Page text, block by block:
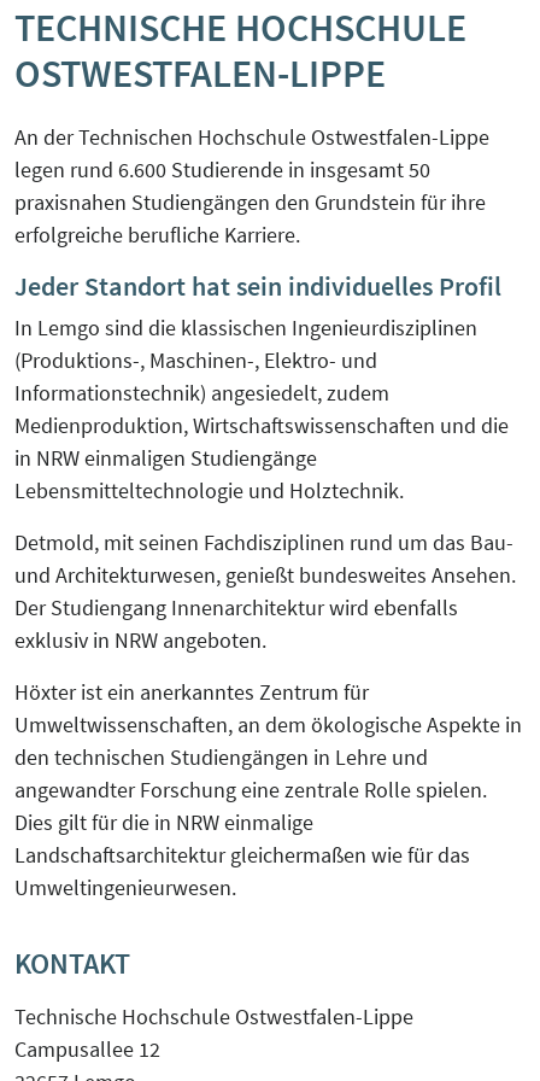
TECHNISCHE HOCHSCHULE
OSTWESTFALEN-LIPPE
An der Technischen Hochschule Ostwestfalen-Lippe
legen rund 6.600 Studierende in insgesamt 50
praxisnahen Studiengängen den Grundstein für ihre
erfolgreiche berufliche Karriere.
Jeder Standort hat sein individuelles Profil
In Lemgo sind die klassischen Ingenieurdisziplinen
(Produktions-, Maschinen-, Elektro- und
Informationstechnik) angesiedelt, zudem
Medienproduktion, Wirtschaftswissenschaften und die
in NRW einmaligen Studiengänge
Lebensmitteltechnologie und Holztechnik.
Detmold, mit seinen Fachdisziplinen rund um das Bau-
und Architekturwesen, genießt bundesweites Ansehen.
Der Studiengang Innenarchitektur wird ebenfalls
exklusiv in NRW angeboten.
Höxter ist ein anerkanntes Zentrum für
Umweltwissenschaften, an dem ökologische Aspekte in
den technischen Studiengängen in Lehre und
angewandter Forschung eine zentrale Rolle spielen.
Dies gilt für die in NRW einmalige
Landschaftsarchitektur gleichermaßen wie für das
Umweltingenieurwesen.
KONTAKT
Technische Hochschule Ostwestfalen-Lippe
Campusallee 12
KreisEL
Samstag
5G4Industry (ausgelaufen)
DualStrat (ausgelaufen)
KoTeBi (ausgelaufen)
progressivKI (ausgelaufen)
Kreislaufwirtschaft-Frugale Innovation-
Peer Group zur EU Taxonomie
Verordnung mit Unternehmen und
Finanzakteuren aus OWL
Social-Media-Sprechtage
Website-Check OWL